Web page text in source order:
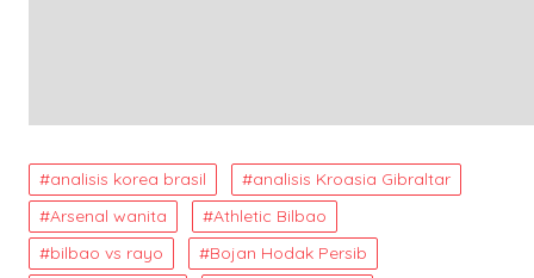
analisis korea brasil
analisis Kroasia Gibraltar
Arsenal wanita
Athletic Bilbao
bilbao vs rayo
Bojan Hodak Persib